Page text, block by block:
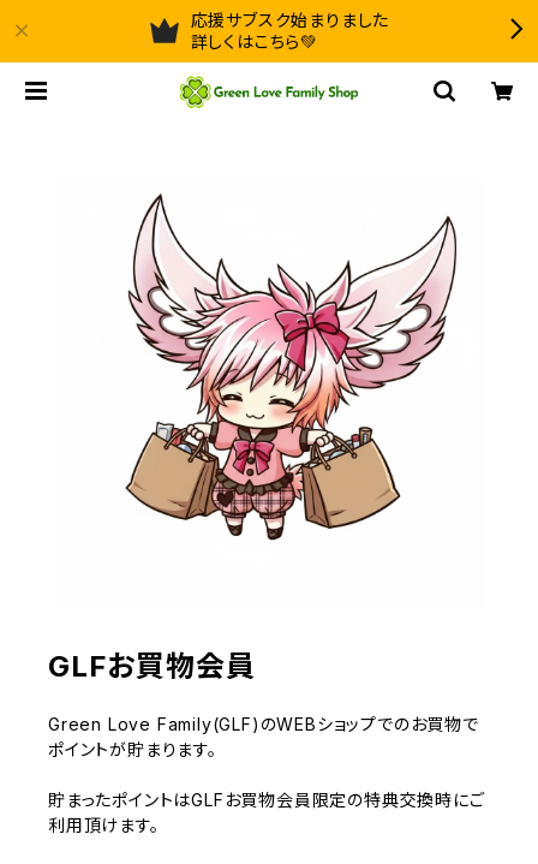
応援サブスク始まりました
詳しくはこちら💚
GLFお買物会員
Green Love Family(GLF)のWEBショップでのお買物で
ポイントが貯まります。
貯まったポイントはGLFお買物会員限定の特典交換時にご
利用頂けます。